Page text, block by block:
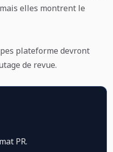
elles montrent le
plateforme devront
de revue.
PR.